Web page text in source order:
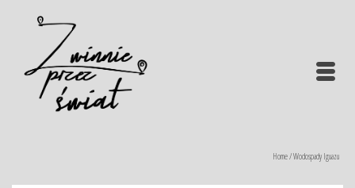
Home/Wodospady Iguazu